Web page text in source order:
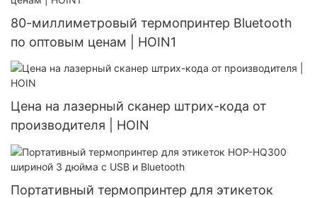
80-миллиметровый термопринтер Bluetooth
по оптовым ценам | HOIN1
Цена на лазерный сканер штрих-кода от
производителя | HOIN
Портативный термопринтер для этикеток